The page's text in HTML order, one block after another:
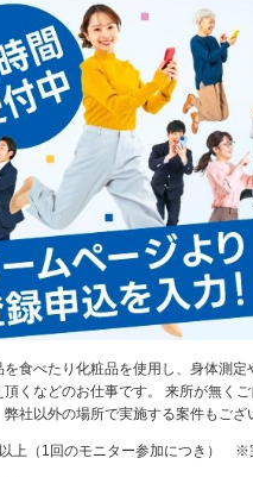
を食べたり化粧品を使用し、身体測定
頂くなどのお仕事です。 来所が無く
弊社以外の場所で実施する案件もご
上（1回のモニター参加につき） ※